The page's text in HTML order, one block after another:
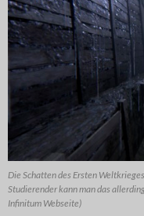
Die Schatten des Ersten
Studierender kann man das
Infinitum Webseite)